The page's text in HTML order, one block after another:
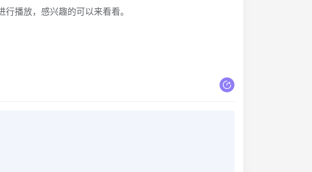
播放，感兴趣的可以来看看。